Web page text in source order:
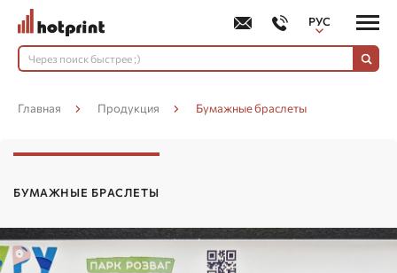
РУС
УКР
Главная Продукция Бумажные браслеты
БУМАЖНЫЕ БРАСЛЕТЫ